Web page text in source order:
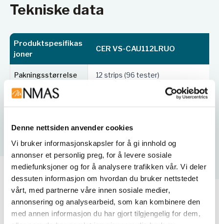
Denne nettsiden anvender cookies
Vi bruker informasjonskapsler for å gi innhold og
annonser et personlig preg, for å levere sosiale
mediefunksjoner og for å analysere trafikken vår. Vi deler
dessuten informasjon om hvordan du bruker nettstedet
vårt, med partnerne våre innen sosiale medier,
annonsering og analysearbeid, som kan kombinere den
med annen informasjon du har gjort tilgjengelig for dem,
Tekniske data
Produktspesifikas
joner
CER VS-CAU112LRUO
Pakningsstørrelse 12 strips (96 tester)
LP — Low ROX (f.eks. Bio-Rad CFX,
Bruksområde Kun forskning (RUO) — ikke for
Varianter